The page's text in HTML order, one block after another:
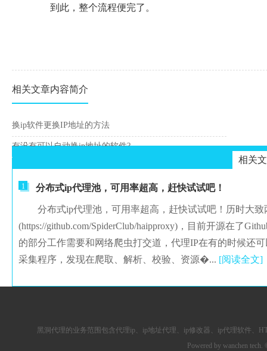
到此，整个流程便完了。
相关文章内容简介
换ip软件更换IP地址的方法
有没有可以自动换ip地址的软件?
相关
1 分布式ip代理池，可用率超高，赶快试试吧！
分布式ip代理池，可用率超高，赶快试试吧！历时大致
(https://github.com/SpiderClub/haipproxy)，目前开源在了
的部分工作需要和网络爬虫打交道，代理IP在有的时候还
采集程序，发现在爬取、解析、校验、资源�... [阅读全文]
黑洞代理的业务范围包含代理ip 、ip地址代理、ip修改器、 ip代理软件
Powered by wanchen